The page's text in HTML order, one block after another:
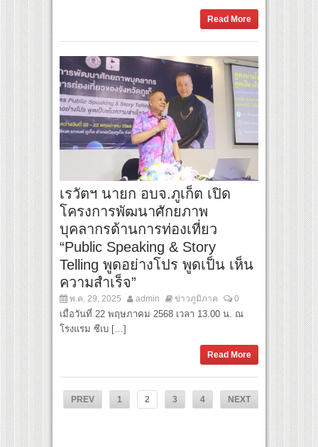
Read More
เรวัตฯ นายก อบจ.ภูเก็ต เปิด
โครงการพัฒนาศักยภาพ
บุคลากรด้านการท่องเที่ยว
“Public Speaking & Story
Telling พูดอย่างโปร พูดเป็น เห็น
ความสำเร็จ”
พ.ค. 29, 2025 admin ข่าวภูมิภาค 0
เมื่อวันที่ 22 พฤษภาคม 2568 เวลา 13.00 น. ณ
โรงแรม ซีเบ […]
Read More
PREV 1 2 3 4 NEXT LAST